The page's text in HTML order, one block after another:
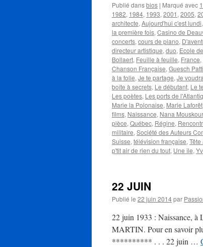
Publié dansbios | Marqué avec
1982, 1984, 1993, 2001 , 2005,
architecte, Aujourd'hui c'est lundi,
la première fois, Casino de
concerts, cours de piano,
directeur artistique, duo, Ecole
Bollaert, Feuille à feuille, France,
Chanson Française, Guesch Patti
à la folie, Je te partage, Je
boîte à secrets, Le débutant, Le
Les poètes, Les ports de
Marie la Polonaise, Marie Laforêt
films, Naissance, Nana
pièce, Québec, Régine,
militaire, Société des Auteurs
Suisse, télévision française,
p'tit air de rien du tout, Une île,
22 JUIN
Publié le 22 juin 2014par
22 juin 1933 : Naissance, à
MARTIN. Pour en savoir
********** . . . 22 juin …